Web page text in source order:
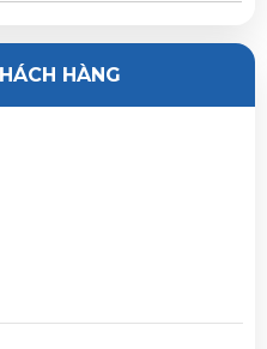
Máy Lạnh Reetech
HÀNG